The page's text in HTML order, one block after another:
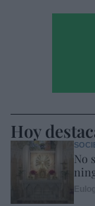
Hoy
No